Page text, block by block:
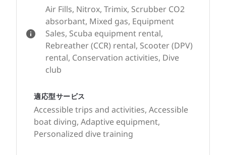
Air Fills, Nitrox, Trimix, Scrubber CO2
absorbant, Mixed gas, Equipment
Sales, Scuba equipment rental,
Rebreather (CCR) rental, Scooter (DPV)
rental, Conservation activities, Dive
club
適応型サービス
Accessible trips and activities, Accessible
boat diving, Adaptive equipment,
Personalized dive training